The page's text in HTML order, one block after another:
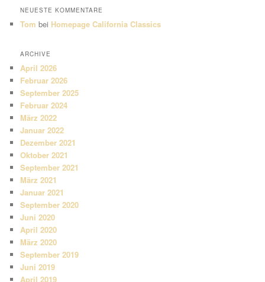
NEUESTE KOMMENTARE
Tom bei Homepage California Classics
ARCHIVE
April 2026
Februar 2026
September 2025
Februar 2024
März 2022
Januar 2022
Dezember 2021
Oktober 2021
September 2021
März 2021
Januar 2021
September 2020
Juni 2020
April 2020
März 2020
September 2019
Juni 2019
April 2019